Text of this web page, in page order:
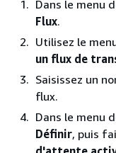
Dans le menu
Flux.
Utilisez le
un flux de
Saisissez un
flux.
Dans le menu
Définir, puis